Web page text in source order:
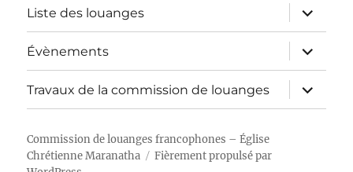
Liste des louanges
ouvrir
le
sous-
menu
Évènements
ouvrir
le
sous-
menu
Travaux de la commission de louanges
ouvrir
le
sous-
Commission de louanges francophones – Église
Chrétienne Maranatha
Fièrement propulsé par